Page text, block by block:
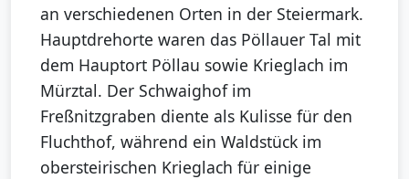
an verschiedenen Orten in der Steiermark.
Hauptdrehorte waren das Pöllauer Tal mit
dem Hauptort Pöllau sowie Krieglach im
Mürztal. Der Schwaighof im
Freßnitzgraben diente als Kulisse für den
Fluchthof, während ein Waldstück im
obersteirischen Krieglach für einige